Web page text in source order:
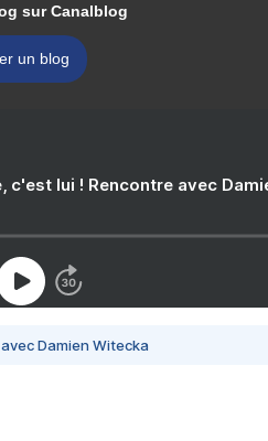
sur Canalblog
un blog
c'est lui ! Rencontre avec
Damien Witecka